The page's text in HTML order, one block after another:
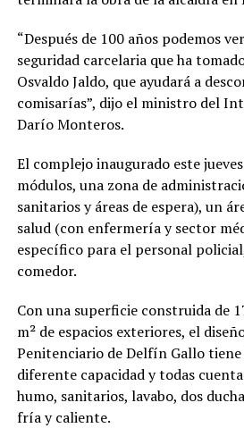
“Después de 100 años podemos
seguridad carcelaria que ha
Osvaldo Jaldo, que ayudará a
comisarías”, dijo el ministro del
Darío Monteros.
El complejo inaugurado este
módulos, una zona de
sanitarios y áreas de espera), un
salud (con enfermería y sector
específico para el personal
comedor.
Con una superficie construida de
m² de espacios exteriores, el
Penitenciario de Delfín Gallo tiene
diferente capacidad y todas
humo, sanitarios, lavabo, dos
fría y caliente.